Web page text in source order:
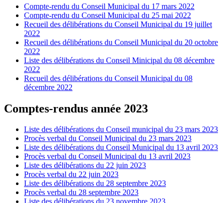
Compte-rendu du Conseil Municipal du 17 mars 2022
Compte-rendu du Conseil Municipal du 25 mai 2022
Recueil des délibérations du Conseil Municipal du 19 juillet
2022
Recueil des délibérations du Conseil Municipal du 20 octobre
2022
Liste des délibérations du Conseil Minicipal du 08 décembre
2022
Recueil des délibérations du Conseil Municipal du 08
décembre 2022
Comptes-rendus année 2023
Liste des délibérations du Conseil municipal du 23 mars 2023
Procès verbal du Conseil Municipal du 23 mars 2023
Liste des délibérations du Conseil Municipal du 13 avril 2023
Procès verbal du Conseil Municipal du 13 avril 2023
Liste des délibérations du 22 juin 2023
Procès verbal du 22 juin 2023
Liste des délibérations du 28 septembre 2023
Procès verbal du 28 septembre 2023